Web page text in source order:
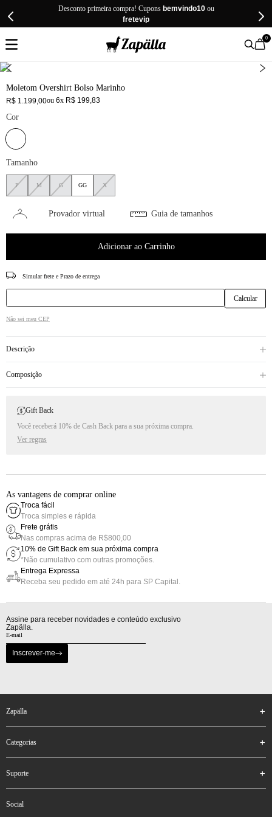
Desconto primeira compra! Cupons bemvindo10ou
fretevip
0
Moletom Overshirt Bolso Marinho
R$ 1.199,00ou 6x R$ 199,83
Cor
Tamanho
P M G GG X
Provador virtual Guia de tamanhos
Adicionar ao Carrinho
CEP
Não sei meu CEP
Descrição
Composição
Gift Back
Você receberá 10% de Cash Back para a sua próxima compra.
Ver regras
As vantagens de comprar online
Troca fácil
Troca simples e rápida
Frete grátis
Nas compras acima de R$800,00
10% de Gift Back em sua próxima compra
*Não cumulativo com outras promoções.
Entrega Expressa
Receba seu pedido em até 24h para SP Capital.
Assine para receber novidades e conteúdo exclusivo
Zapälla.
Inscrever-me
zapälla
categorias
suporte
social